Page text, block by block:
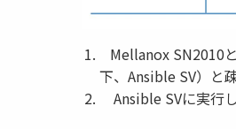
Mellanox SN2010
下、Ansible SV）と
Ansible SVに実行